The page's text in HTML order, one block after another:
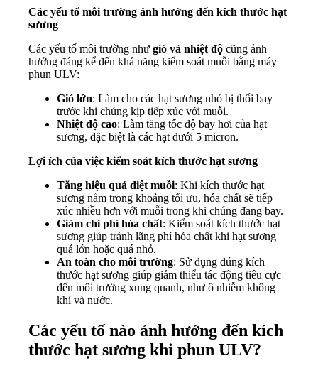
Các yếu tố môi trường ảnh hưởng đến kích thước hạt
sương
Các yếu tố môi trường như gió và nhiệt độ cũng ảnh
hưởng đáng kể đến khả năng kiểm soát muỗi bằng máy
phun ULV:
Gió lớn: Làm cho các hạt sương nhỏ bị thổi bay
trước khi chúng kịp tiếp xúc với muỗi.
Nhiệt độ cao: Làm tăng tốc độ bay hơi của hạt
sương, đặc biệt là các hạt dưới 5 micron.
Lợi ích của việc kiểm soát kích thước hạt sương
Tăng hiệu quả diệt muỗi: Khi kích thước hạt
sương nằm trong khoảng tối ưu, hóa chất sẽ tiếp
xúc nhiều hơn với muỗi trong khi chúng đang bay.
Giảm chi phí hóa chất: Kiểm soát kích thước hạt
sương giúp tránh lãng phí hóa chất khi hạt sương
quá lớn hoặc quá nhỏ.
An toàn cho môi trường: Sử dụng đúng kích
thước hạt sương giúp giảm thiểu tác động tiêu cực
đến môi trường xung quanh, như ô nhiễm không
khí và nước.
Các yếu tố nào ảnh hưởng đến kích
thước hạt sương khi phun ULV?